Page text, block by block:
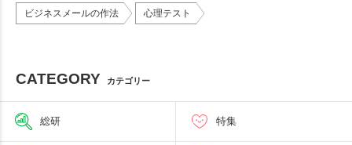
ビジネスメールの作法 心理テスト
CATEGORY カテゴリー
総研 特集